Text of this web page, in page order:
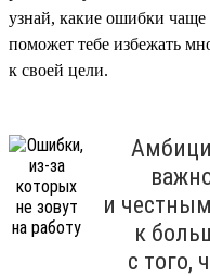
узнай, какие ошибки
поможет тебе избежать
к своей цели.
и
к
с того,